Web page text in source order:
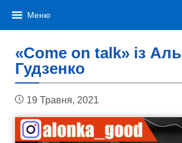
Меню
«Come on talk» із
Гудзенко
19 Травня, 2021